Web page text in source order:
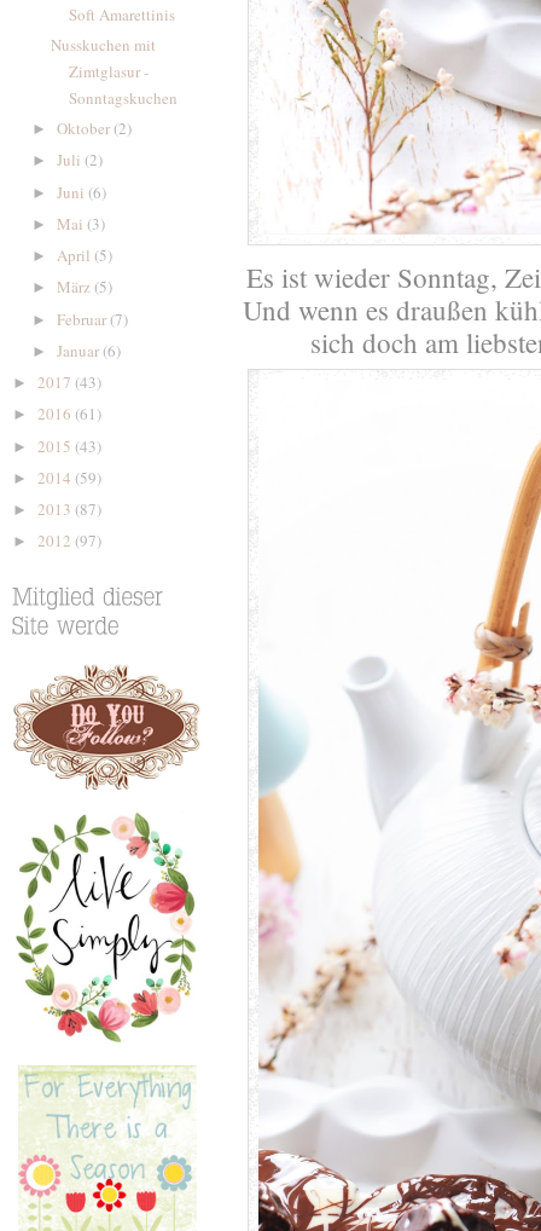
Soft Amarettinis
Nusskuchen mit
Zimtglasur -
Sonntagskuchen
► Oktober(2)
► Juli (2)
► Juni (6)
► Mai (3)
► April (5)
► März(5)
► Februar(7)
► Januar(6)
► 2017 (43)
► 2016 (61)
► 2015 (43)
► 2014 (59)
► 2013 (87)
► 2012 (97)
Es ist wieder Sonntag,
Und wenn es draußen
sich doch am